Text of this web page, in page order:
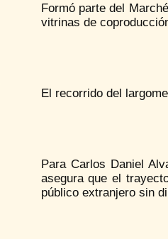
Formó parte del
vitrinas de
El recorrido del
Para Carlos Daniel
asegura que el
público extranjero sin